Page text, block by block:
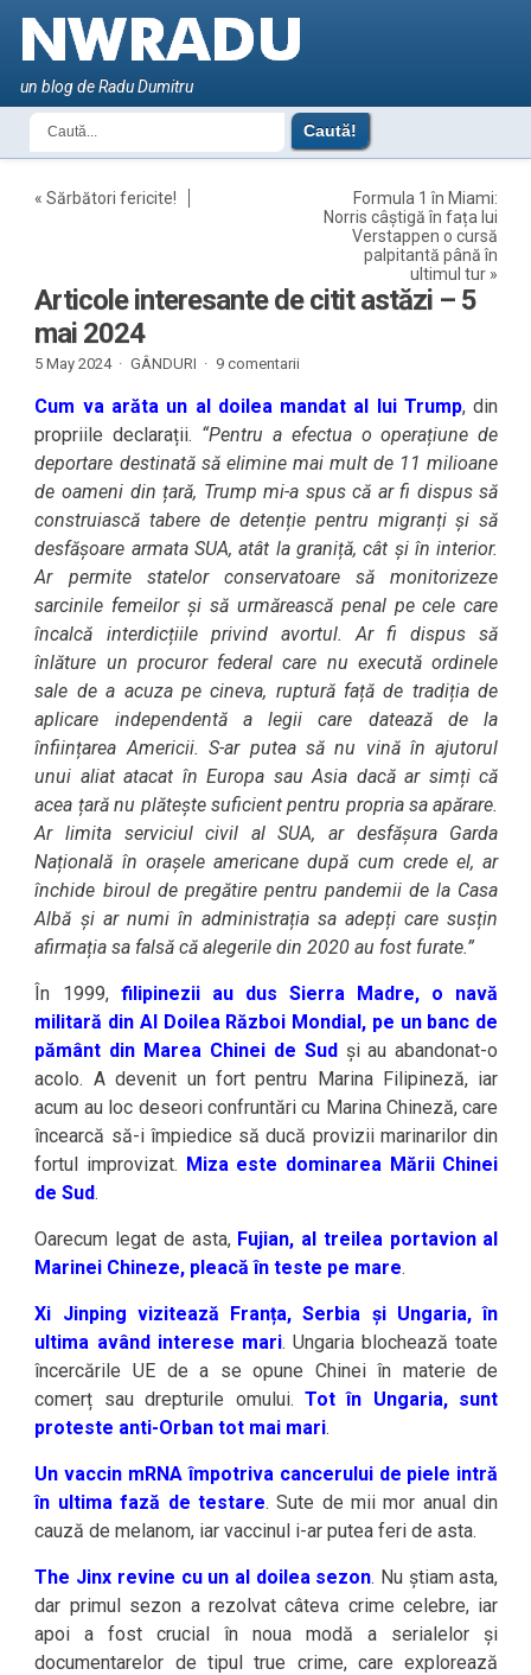
un blog de Radu Dumitru
«Sărbători fericite!
Formula 1 în Miami:
Norris câștigă în fața lui
Verstappen o cursă
palpitantă până în
ultimul tur »
Articole interesante de citit astăzi – 5
mai 2024
5 May 2024 · GÂNDURI · 9 comentarii
Cum va arăta un al doilea mandat al lui Trump, din
propriile declarații. “Pentru a efectua o operațiune de
deportare destinată să elimine mai mult de 11 milioane
de oameni din țară, Trump mi-a spus că ar fi dispus să
construiască tabere de detenție pentru migranți și să
desfășoare armata SUA, atât la graniță, cât și în interior.
Ar permite statelor conservatoare să monitorizeze
sarcinile femeilor și să urmărească penal pe cele care
încalcă interdicțiile privind avortul. Ar fi dispus să
înlăture un procuror federal care nu execută ordinele
sale de a acuza pe cineva, ruptură față de tradiția de
aplicare independentă a legii care datează de la
înființarea Americii. S-ar putea să nu vină în ajutorul
unui aliat atacat în Europa sau Asia dacă ar simți că
acea țară nu plătește suficient pentru propria sa apărare.
Ar limita serviciul civil al SUA, ar desfășura Garda
Națională în orașele americane după cum crede el, ar
închide biroul de pregătire pentru pandemii de la Casa
Albă și ar numi în administrația sa adepți care susțin
afirmația sa falsă că alegerile din 2020 au fost furate.”
În 1999, filipinezii au dus Sierra Madre, o navă
militară din Al Doilea Război Mondial, pe un banc de
pământ din Marea Chinei de Sudși au abandonat-o
acolo. A devenit un fort pentru Marina Filipineză, iar
acum au loc deseori confruntări cu Marina Chineză, care
încearcă să-i împiedice să ducă provizii marinarilor din
fortul improvizat. Miza este dominarea Mării Chinei
de Sud.
Oarecum legat de asta, Fujian, al treilea portavion al
Marinei Chineze, pleacă în teste pe mare.
Xi Jinping vizitează Franța, Serbia și Ungaria, în
ultima având interese mari. Ungaria blochează toate
încercările UE de a se opune Chinei în materie de
comerț sau drepturile omului.Tot în Ungaria, sunt
proteste anti-Orban tot mai mari.
Un vaccin mRNA împotriva cancerului de piele intră
în ultima fază de testare. Sute de mii mor anual din
cauză de melanom, iar vaccinul i-ar putea feri de asta.
The Jinx revine cu un al doilea sezon. Nu știam asta,
dar primul sezon a rezolvat câteva crime celebre, iar
apoi a fost crucial în noua modă a serialelor și
documentarelor de tipul true crime, care explorează